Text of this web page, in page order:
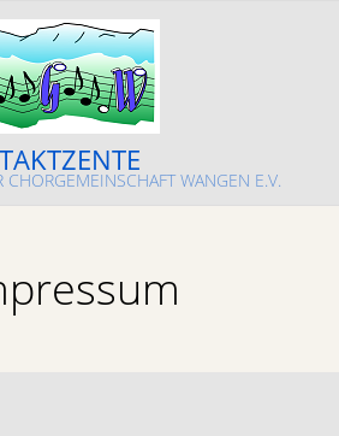
TAKTZENTE
CHORGEMEINSCHAFT WANGEN E.V.